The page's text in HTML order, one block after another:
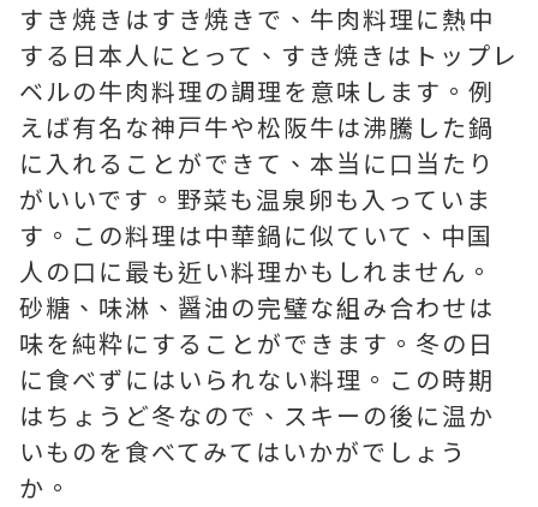
すき焼きはすき焼きで、牛肉料理に熱中
する日本人にとって、すき焼きはトップレ
ベルの牛肉料理の調理を意味します。例
えば有名な神戸牛や松阪牛は沸騰した鍋
に入れることができて、本当に口当たり
がいいです。野菜も温泉卵も入っていま
す。この料理は中華鍋に似ていて、中国
人の口に最も近い料理かもしれません。
砂糖、味淋、醤油の完璧な組み合わせは
味を純粋にすることができます。冬の日
に食べずにはいられない料理。この時期
はちょうど冬なので、スキーの後に温か
いものを食べてみてはいかがでしょう
か。